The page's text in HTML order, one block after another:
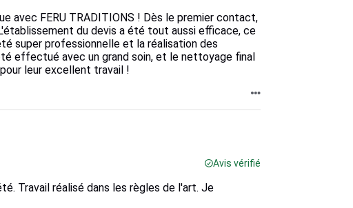
avec FERU TRADITIONS ! Dès le premier contact,
du devis a été tout aussi efficace, ce
super professionnelle et la réalisation des
effectué avec un grand soin, et le nettoyage final
leur excellent travail !
Avis vérifié
Travail réalisé dans les règles de l'art. Je